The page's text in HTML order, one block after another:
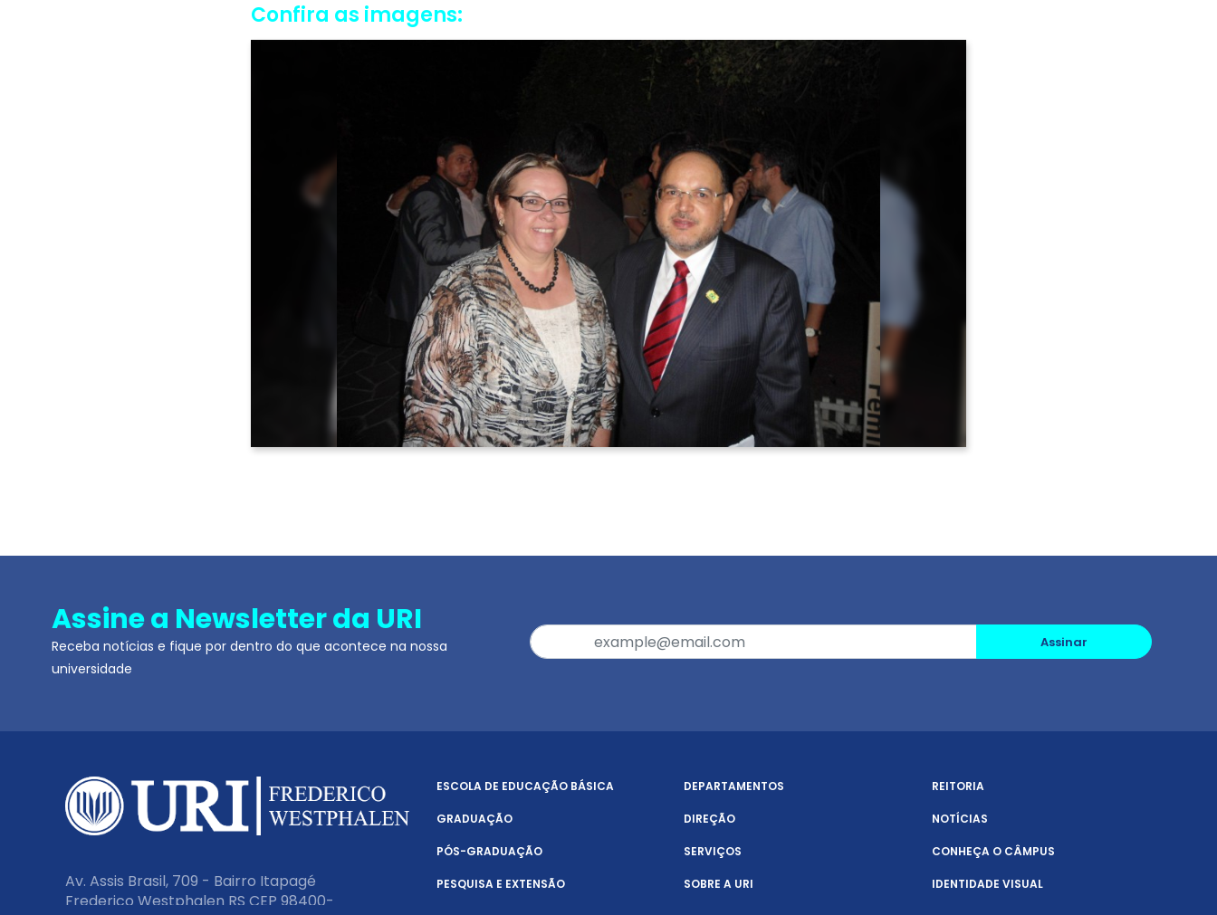
Confira as imagens:
Assine a Newsletter da URI
Receba notícias e fique por dentro do que acontece na nossa
universidade
Assinar
Av. Assis Brasil, 709 - Bairro Itapagé
Frederico Westphalen RS CEP 98400-
ESCOLA DE EDUCAÇÃO BÁSICA
GRADUAÇÃO
PÓS-GRADUAÇÃO
PESQUISA E EXTENSÃO
DEPARTAMENTOS
DIREÇÃO
SERVIÇOS
SOBRE A URI
REITORIA
NOTÍCIAS
CONHEÇA O CÂMPUS
IDENTIDADE VISUAL